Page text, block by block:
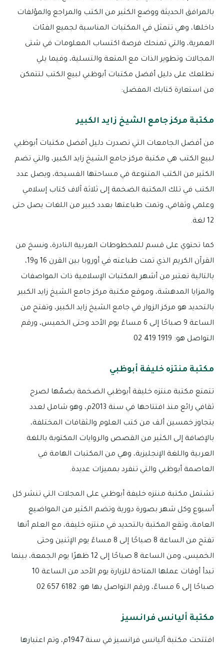
بالمرافق الحديثة ووضع الكثير من الكتب والمراجع والمؤلفات
داخلها، وهي تتمثل في المكتبات المناسبة لجميع الفئات
العمرية، والتي تمنحك فرصة اكتساب المعلومات في شتى
المجالات وتطوير الذات مع المتعة والتسلية، وفيما يلي
نطلعك على دليل أفضل مكتبات أبوظبي لبيع الكتب لتتمكن
من استعارة كتابك المفضل:
مكتبة مركز جامع الشيخ زايد الكبير
من أفضل الجامعات التي تصدرت دليل أفضل مكتبات أبوظبي
لبيع الكتب هي مكتبة مركز جامع الشيخ زايد الكبير، والتي تضم
الكثير من الكتب المتنوعة في مساحتها الفسيحة، ويصل عدد
الكتب في تلك المكتبة الضخمة إلى ثلاثة آلاف كتاب إسلامي
وعلمي وثقافي، وتمت طباعتها بعدد كبير من اللغات يصل حتى
12 لغة.
كما تحتوي على قسم للمخطوطات العربية النادرة، ونسخ من
القرآن الكريم الذي تمت طباعته في أوروبا بين القرن 16 و19،
بالتالية تعتبر من أشهر المكتبات الإسلامية ذات المواصفات
والمزايا المدهشة، وموقع مكتبة مركز جامع الشيخ زايد الكبير
بالتحديد هو مركز الزوار في جامع الشيخ زايد الكبير، وتفتح من
الساعة 9 صباحًا إلى 6 مساءً يوم الأحد وحتى الخميس، ورقم
التواصل هو: 1919 419 02
مكتبة منتزه خليفة أبوظبي
تتمتع مكتبة منتزه خليفة أبوظبي الضخمة بضمّها لصرح
ثقافي رائع منذ افتتاحها في سنة 2013م، وهو شامل لعدد
يتجاوز خمسين ألف من كتب العلوم والثقافات المختلفة،
بالإضافة إلى الكثير من القصص والروايات المكتوبة باللغة
العربية واللغة الإنجليزية، وهي من المكتبات الهامة في
العاصمة أبوظبي والتي تنفرد بمميزات عديدة.
تشتمل مكتبة منتزه خليفة أبوظبي على المجلات التي تنشر كل
أسبوع وكل شهر بصورة دورية وتضم الكثير من المواضيع
العامة، وتقع المكتبة بالتحديد في منتزه خليفة، مع العلم أنها
تفتح من الساعة 8 صباحًا إلى 8 مساءً يوم الإثنين وحتى
الخميس، ومن الساعة 8 صباحًا إلى 12 ظهرًا يوم الجمعة، بينما
تبدأ أوقات عملها المتاحة للزيارة يوم الأحد من الساعة 10
صباحًا إلى 6 مساءً، ورقم التواصل بها هو: 6182 657 02
مكتبة أليانس فرانسيز
افتتحت مكتبة أليانس فرانسيز في سنة 1947م، وتم اعتبارها